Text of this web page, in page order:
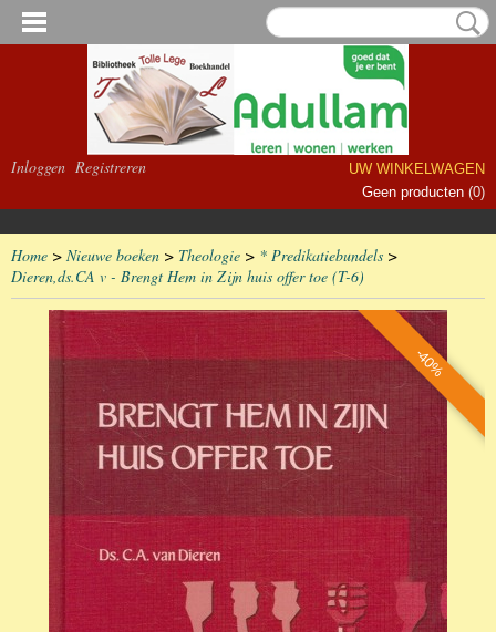
Inloggen Registreren
UW WINKELWAGEN
Geen producten (0)
Home > Nieuwe boeken > Theologie > * Predikatiebundels >
Dieren,ds.CA v - Brengt Hem in Zijn huis offer toe (T-6)
-40%